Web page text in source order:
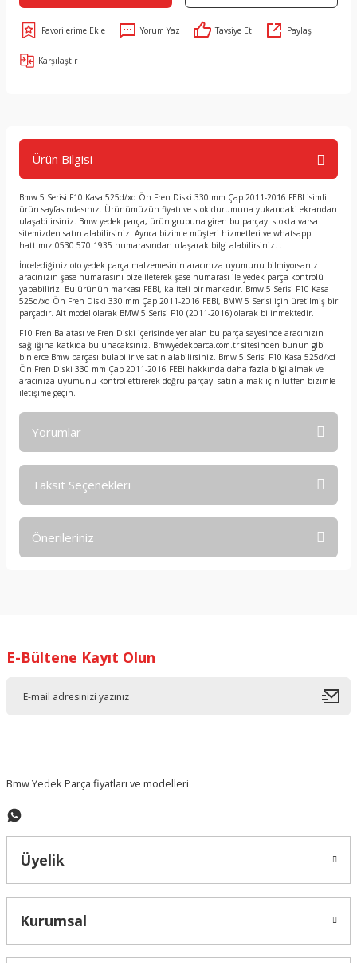
Yorum Yaz Tavsiye Et Paylaş
Karşılaştır
Ürün Bilgisi
Bmw 5 Serisi F10 Kasa 525d/xd Ön Fren Diski 330 mm Çap 2011-2016 FEBI isimli
ürün sayfasındasınız. Ürünümüzün fiyatı ve stok durumuna yukarıdaki ekrandan
ulaşabilirsiniz. Bmw yedek parça, ürün grubuna giren bu parçayı stokta varsa
sitemizden satın alabilirsiniz. Ayrıca bizimle müşteri hizmetleri ve whatsapp
hattımız 0530 570 1935 numarasından ulaşarak bilgi alabilirsiniz. .
İncelediğiniz oto yedek parça malzemesinin aracınıza uyumunu bilmiyorsanız
aracınızın şase numarasını bize ileterek şase numarası ile yedek parça kontrolü
yapabiliriz. Bu ürünün markası FEBI, kaliteli bir markadır. Bmw 5 Serisi F10 Kasa
525d/xd Ön Fren Diski 330 mm Çap 2011-2016 FEBI, BMW 5 Serisi için üretilmiş bir
parçadır. Alt model olarak BMW 5 Serisi F10 (2011-2016) olarak bilinmektedir.
F10 Fren Balatası ve Fren Diski içerisinde yer alan bu parça sayesinde aracınızın
sağlığına katkıda bulunacaksınız. Bmwyedekparca.com.tr sitesinden bunun gibi
binlerce Bmw parçası bulabilir ve satın alabilirsiniz. Bmw 5 Serisi F10 Kasa 525d/xd
Ön Fren Diski 330 mm Çap 2011-2016 FEBI hakkında daha fazla bilgi almak ve
aracınıza uyumunu kontrol ettirerek doğru parçayı satın almak için lütfen bizimle
iletişime geçin.
Yorumlar
Taksit Seçenekleri
Önerileriniz
Ürün resmi kalitesiz, bozuk veya görüntülenemiyor.
E-Bültene Kayıt Olun
Bmw Yedek Parça fiyatları ve modelleri
Üyelik
Kurumsal